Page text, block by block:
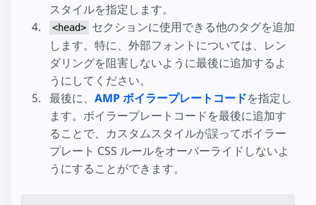
スタイルを指定します。
<head> セクションに使用できる他のタグを追加
します。特に、外部フォントについては、レン
ダリングを阻害しないように最後に追加するよ
うにしてください。
最後に、 AMP ボイラープレートコードを指定し
ます。ボイラープレートコードを最後に追加す
ることで、カスタムスタイルが誤ってボイラー
プレート CSS ルールをオーバーライドしないよ
うにすることができます。